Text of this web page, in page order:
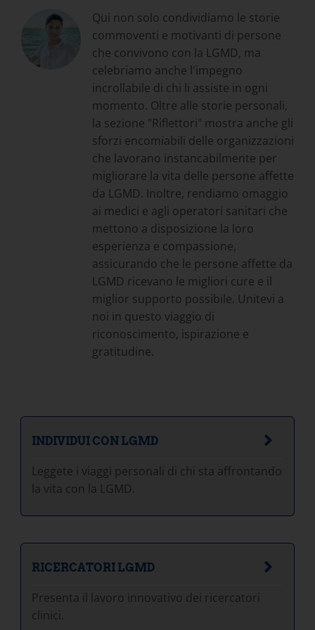
Qui non solo condividiamo le storie
commoventi e motivanti di persone
che convivono con la LGMD, ma
celebriamo anche l'impegno
incrollabile di chi li assiste in ogni
momento. Oltre alle storie personali,
la sezione "Riflettori" mostra anche gli
sforzi encomiabili delle organizzazioni
che lavorano instancabilmente per
migliorare la vita delle persone affette
da LGMD. Inoltre, rendiamo omaggio
ai medici e agli operatori sanitari che
mettono a disposizione la loro
esperienza e compassione,
assicurando che le persone affette da
LGMD ricevano le migliori cure e il
miglior supporto possibile. Unitevi a
noi in questo viaggio di
riconoscimento, ispirazione e
gratitudine.
INDIVIDUI CON LGMD
Leggete i viaggi personali di chi sta affrontando
la vita con la LGMD.
RICERCATORI LGMD
Presenta il lavoro innovativo dei ricercatori
clinici.